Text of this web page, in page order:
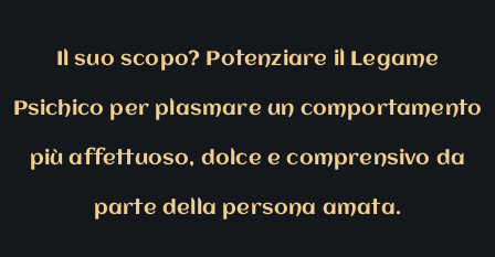
Il suo scopo? Potenziare il Legame
Psichico per plasmare un comportamento
più affettuoso, dolce e comprensivo da
parte della persona amata.